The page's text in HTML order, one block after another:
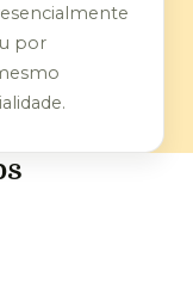
por